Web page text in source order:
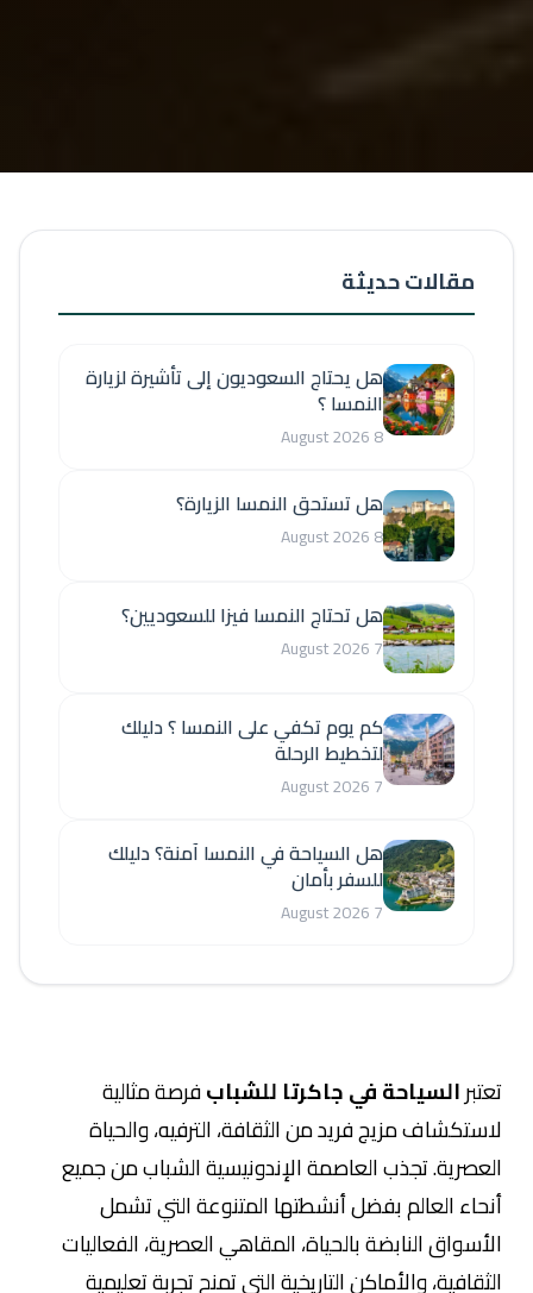
تعتبرالسياحة في جاكرتا للشبابفرصة مثالية
لاستكشاف مزيج فريد من الثقافة، الترفيه، والحياة
العصرية. تجذب العاصمة الإندونيسية الشباب من جميع
أنحاء العالم بفضل أنشطتها المتنوعة التي تشمل
الأسواق النابضة بالحياة، المقاهي العصرية، الفعاليات
الثقافية، والأماكن التاريخية التي تمنح تجربة تعليمية
مقالات حديثة
هل يحتاج السعوديون إلى تأشيرة لزيارة
النمسا ؟
8 August 2026
هل تستحق النمسا الزيارة؟
8 August 2026
هل تحتاج النمسا فيزا للسعوديين؟
7 August 2026
كم يوم تكفي على النمسا ؟ دليلك
لتخطيط الرحلة
7 August 2026
هل السياحة في النمسا آمنة؟ دليلك
للسفر بأمان
7 August 2026